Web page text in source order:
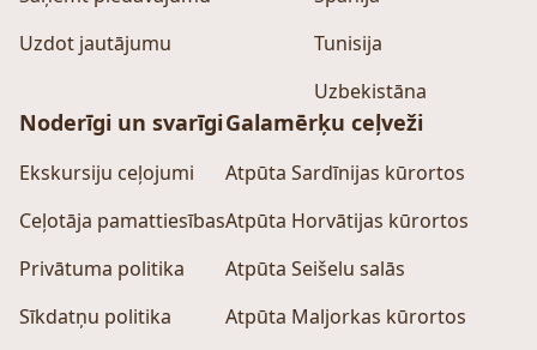
Uzdot jautājumu
Tunisija
Uzbekistāna
Noderīgi un svarīgi
Ekskursiju ceļojumi
Ceļotāja pamattiesības
Privātuma politika
Sīkdatņu politika
Galamērķu ceļveži
Atpūta Sardīnijas kūrortos
Atpūta Horvātijas kūrortos
Atpūta Seišelu salās
Atpūta Maljorkas kūrortos